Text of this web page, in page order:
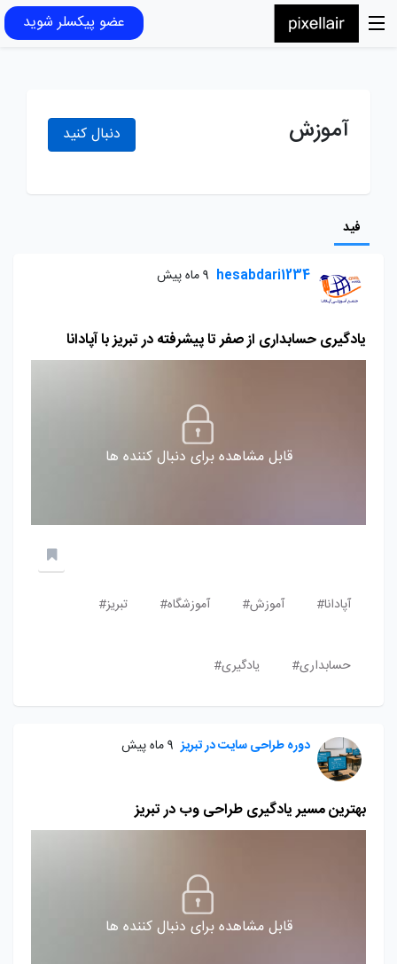
عضو پیکسلر شوید
آموزش دنبال کنید
فید
hesabdari1234 9 ماه پیش
یادگیری حسابداری از صفر تا پیشرفته در تبریز با آپادانا
قابل مشاهده برای دنبال کننده ها
آپادانا# آموزش# آموزشگاه# تبریز#
حسابداری# یادگیری#
دوره طراحی سایت در تبریز 9 ماه پیش
بهترین مسیر یادگیری طراحی وب در تبریز
قابل مشاهده برای دنبال کننده ها